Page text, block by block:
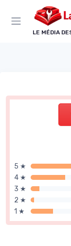
LE MÉDIA
5 ★
4 ★
3 ★
2 ★
1 ★
Panneau de